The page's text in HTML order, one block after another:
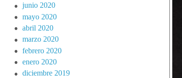
junio 2020
mayo 2020
abril 2020
marzo 2020
febrero 2020
enero 2020
diciembre 2019